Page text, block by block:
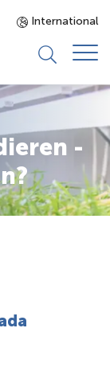
International
-